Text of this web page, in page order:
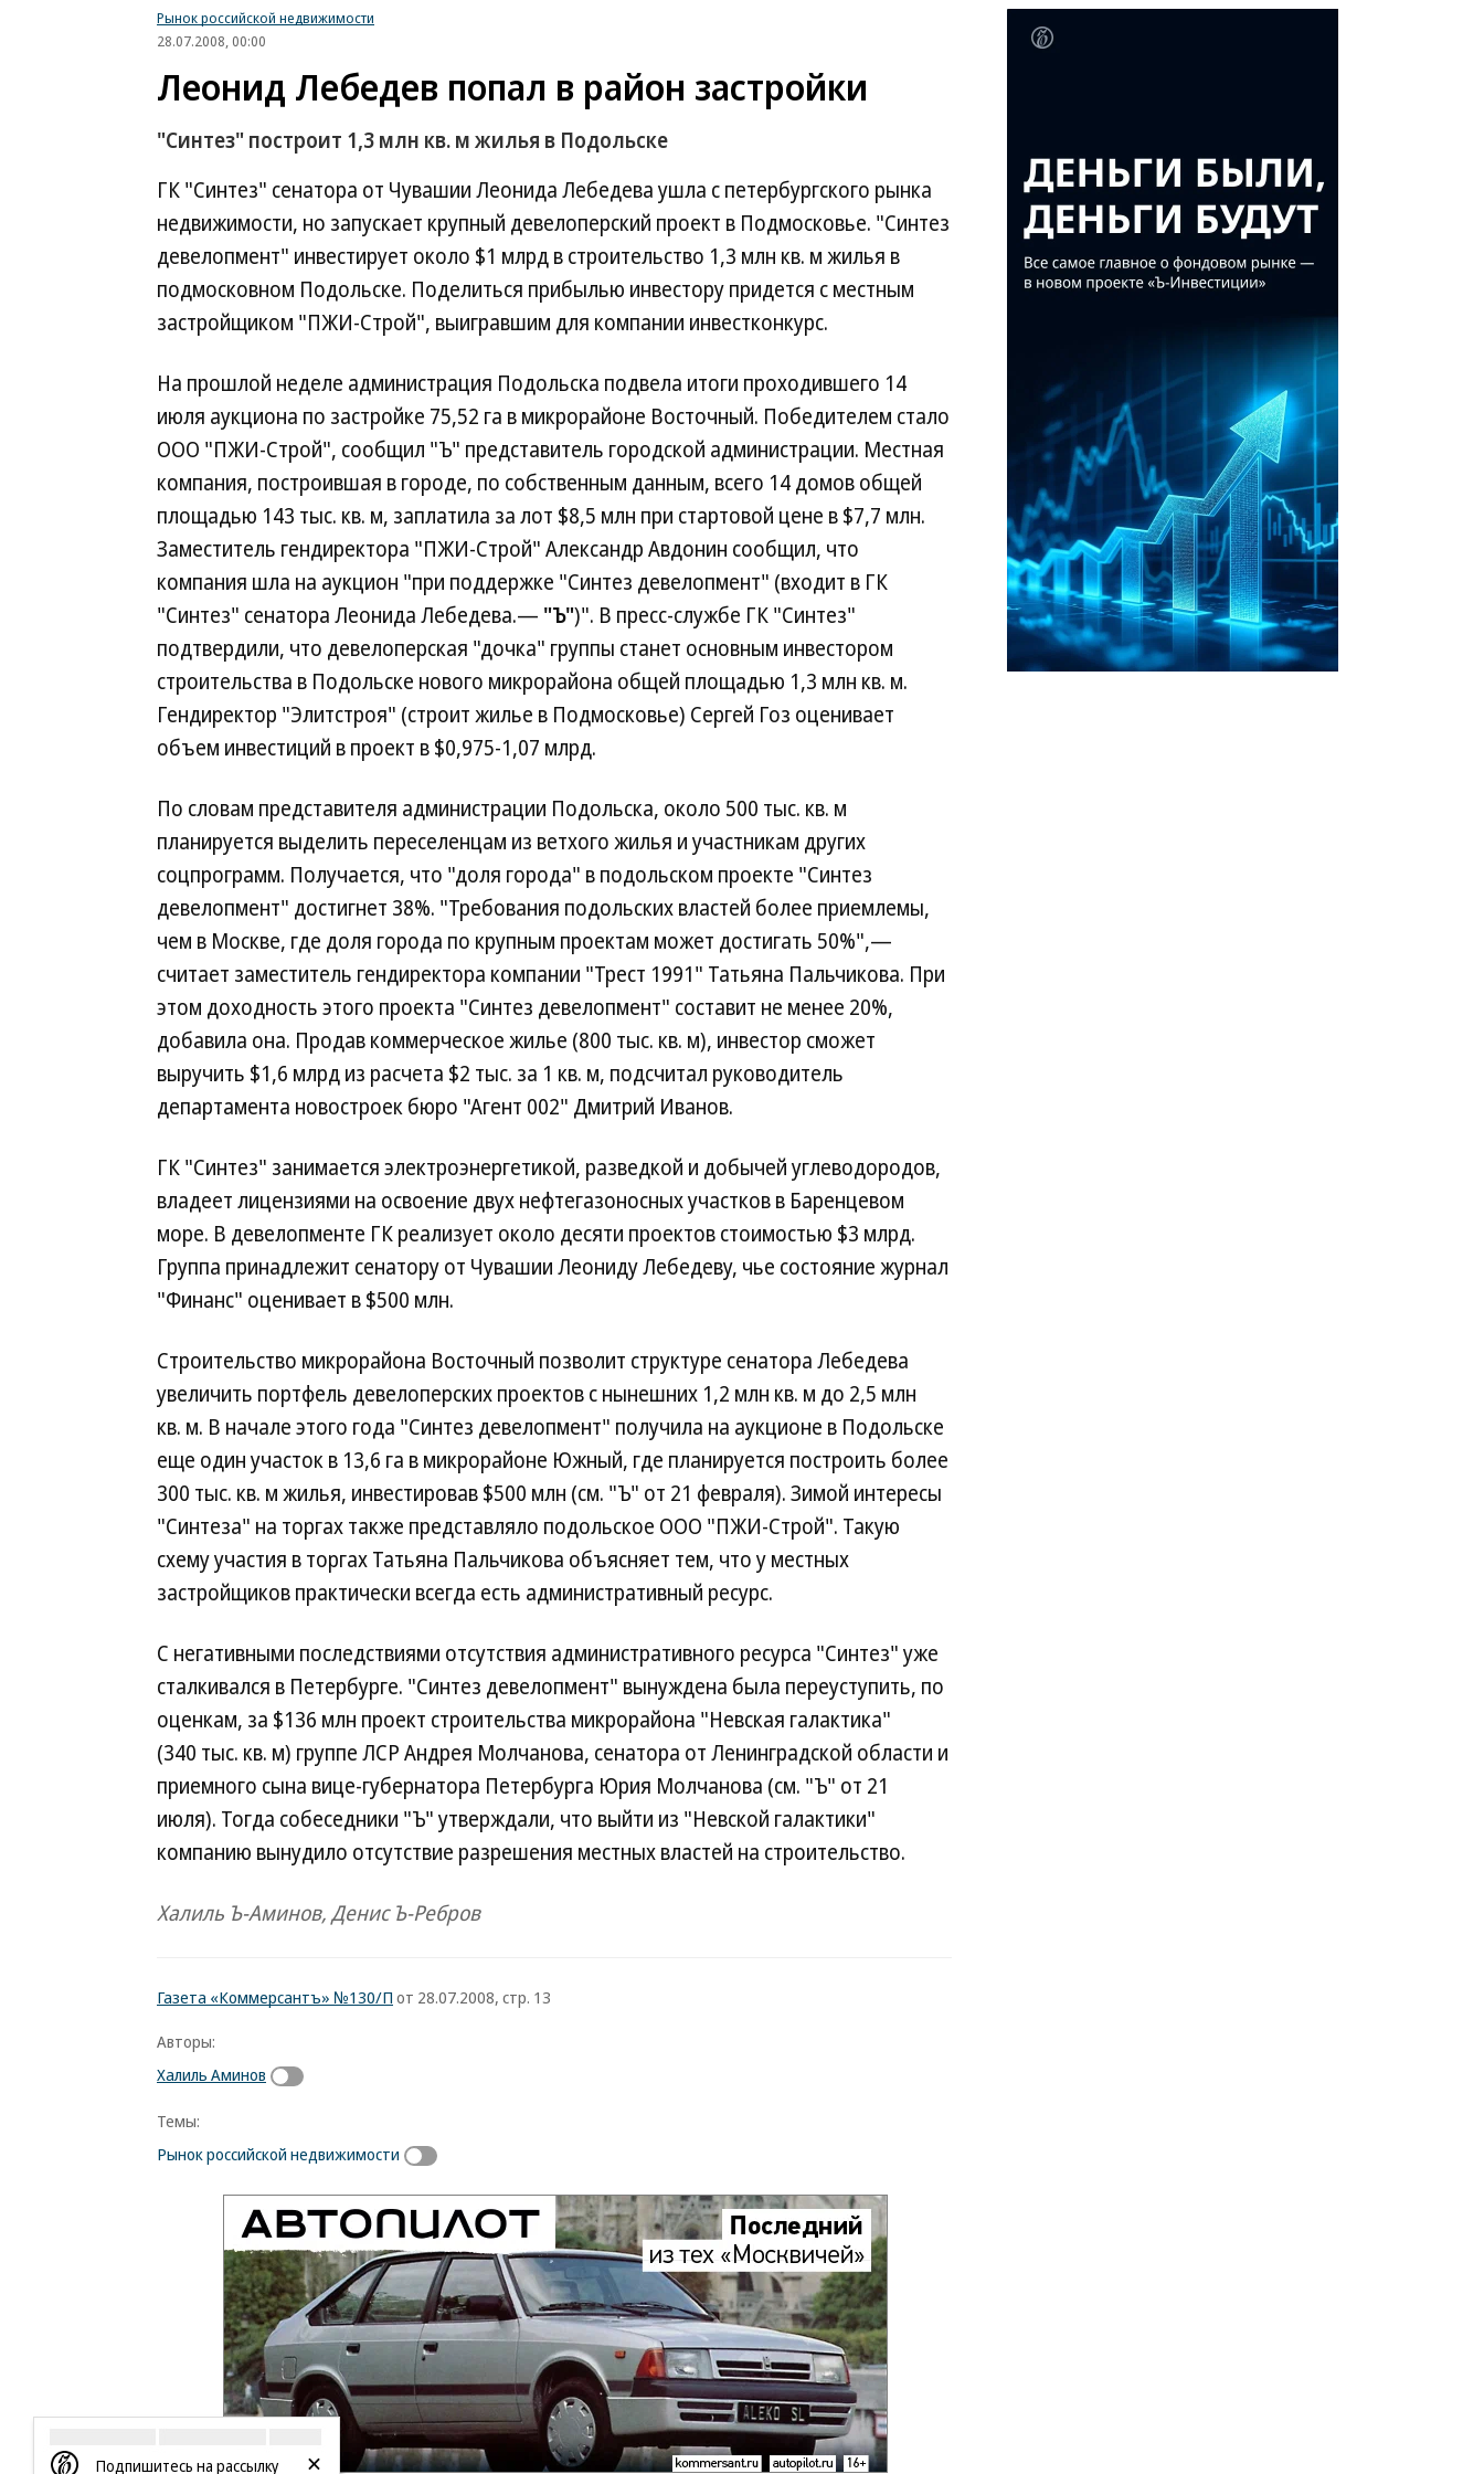
Рынок российской недвижимости
28.07.2008, 00:00
Леонид Лебедев попал в район застройки
"Синтез" построит 1,3 млн кв. м жилья в Подольске
ГК "Синтез" сенатора от Чувашии Леонида Лебедева ушла с петербургского рынка
недвижимости, но запускает крупный девелоперский проект в Подмосковье. "Синтез
девелопмент" инвестирует около $1 млрд в строительство 1,3 млн кв. м жилья в
подмосковном Подольске. Поделиться прибылью инвестору придется с местным
застройщиком "ПЖИ-Строй", выигравшим для компании инвестконкурс.
На прошлой неделе администрация Подольска подвела итоги проходившего 14
июля аукциона по застройке 75,52 га в микрорайоне Восточный. Победителем стало
ООО "ПЖИ-Строй", сообщил "Ъ" представитель городской администрации. Местная
компания, построившая в городе, по собственным данным, всего 14 домов общей
площадью 143 тыс. кв. м, заплатила за лот $8,5 млн при стартовой цене в $7,7 млн.
Заместитель гендиректора "ПЖИ-Строй" Александр Авдонин сообщил, что
компания шла на аукцион "при поддержке "Синтез девелопмент" (входит в ГК
"Синтез" сенатора Леонида Лебедева.— "Ъ")". В пресс-службе ГК "Синтез"
подтвердили, что девелоперская "дочка" группы станет основным инвестором
строительства в Подольске нового микрорайона общей площадью 1,3 млн кв. м.
Гендиректор "Элитстроя" (строит жилье в Подмосковье) Сергей Гоз оценивает
объем инвестиций в проект в $0,975-1,07 млрд.
По словам представителя администрации Подольска, около 500 тыс. кв. м
планируется выделить переселенцам из ветхого жилья и участникам других
соцпрограмм. Получается, что "доля города" в подольском проекте "Синтез
девелопмент" достигнет 38%. "Требования подольских властей более приемлемы,
чем в Москве, где доля города по крупным проектам может достигать 50%",—
считает заместитель гендиректора компании "Трест 1991" Татьяна Пальчикова. При
этом доходность этого проекта "Синтез девелопмент" составит не менее 20%,
добавила она. Продав коммерческое жилье (800 тыс. кв. м), инвестор сможет
выручить $1,6 млрд из расчета $2 тыс. за 1 кв. м, подсчитал руководитель
департамента новостроек бюро "Агент 002" Дмитрий Иванов.
ГК "Синтез" занимается электроэнергетикой, разведкой и добычей углеводородов,
владеет лицензиями на освоение двух нефтегазоносных участков в Баренцевом
море. В девелопменте ГК реализует около десяти проектов стоимостью $3 млрд.
Группа принадлежит сенатору от Чувашии Леониду Лебедеву, чье состояние журнал
"Финанс" оценивает в $500 млн.
Строительство микрорайона Восточный позволит структуре сенатора Лебедева
увеличить портфель девелоперских проектов с нынешних 1,2 млн кв. м до 2,5 млн
кв. м. В начале этого года "Синтез девелопмент" получила на аукционе в Подольске
еще один участок в 13,6 га в микрорайоне Южный, где планируется построить более
300 тыс. кв. м жилья, инвестировав $500 млн (см. "Ъ" от 21 февраля). Зимой интересы
"Синтеза" на торгах также представляло подольское ООО "ПЖИ-Строй". Такую
схему участия в торгах Татьяна Пальчикова объясняет тем, что у местных
застройщиков практически всегда есть административный ресурс.
С негативными последствиями отсутствия административного ресурса "Синтез" уже
сталкивался в Петербурге. "Синтез девелопмент" вынуждена была переуступить, по
оценкам, за $136 млн проект строительства микрорайона "Невская галактика"
(340 тыс. кв. м) группе ЛСР Андрея Молчанова, сенатора от Ленинградской области и
приемного сына вице-губернатора Петербурга Юрия Молчанова (см. "Ъ" от 21
июля). Тогда собеседники "Ъ" утверждали, что выйти из "Невской галактики"
компанию вынудило отсутствие разрешения местных властей на строительство.
Халиль Ъ-Аминов, Денис Ъ-Ребров
Газета «Коммерсантъ» №130/П от 28.07.2008, стр. 13
Авторы:
Халиль Аминов
Темы:
Рынок российской недвижимости
Подпишитесь на рассылку